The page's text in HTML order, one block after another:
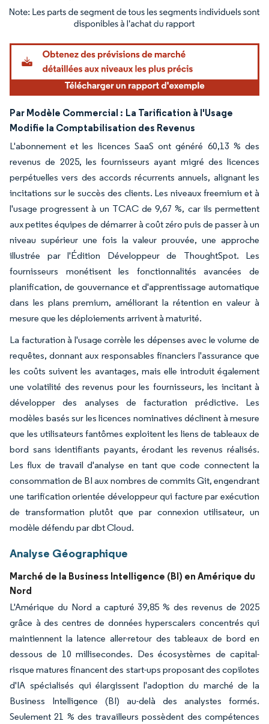
Image © Mordor Intelligence. La réutilisation nécessite une attribution sous CC BY
Par Modèle Commercial : La Tarification à l'Usage
Modifie la Comptabilisation des Revenus
L'abonnement et les licences SaaS ont généré 60,13 % des
revenus de 2025, les fournisseurs ayant migré des licences
perpétuelles vers des accords récurrents annuels, alignant les
incitations sur le succès des clients. Les niveaux freemium et à
l'usage progressent à un TCAC de 9,67 %, car ils permettent
aux petites équipes de démarrer à coût zéro puis de passer à un
niveau supérieur une fois la valeur prouvée, une approche
illustrée par l'Édition Développeur de ThoughtSpot. Les
fournisseurs monétisent les fonctionnalités avancées de
planification, de gouvernance et d'apprentissage automatique
dans les plans premium, améliorant la rétention en valeur à
mesure que les déploiements arrivent à maturité.
La facturation à l'usage corrèle les dépenses avec le volume de
requêtes, donnant aux responsables financiers l'assurance que
les coûts suivent les avantages, mais elle introduit également
une volatilité des revenus pour les fournisseurs, les incitant à
développer des analyses de facturation prédictive. Les
modèles basés sur les licences nominatives déclinent à mesure
que les utilisateurs fantômes exploitent les liens de tableaux de
bord sans identifiants payants, érodant les revenus réalisés.
Les flux de travail d'analyse en tant que code connectent la
consommation de BI aux nombres de commits Git, engendrant
une tarification orientée développeur qui facture par exécution
de transformation plutôt que par connexion utilisateur, un
modèle défendu par dbt Cloud.
Analyse Géographique
Marché de la Business Intelligence (BI) en Amérique du
Nord
L'Amérique du Nord a capturé 39,85 % des revenus de 2025
grâce à des centres de données hyperscalers concentrés qui
maintiennent la latence aller-retour des tableaux de bord en
dessous de 10 millisecondes. Des écosystèmes de capital-
risque matures financent des start-ups proposant des copilotes
d'IA spécialisés qui élargissent l'adoption du marché de la
Business Intelligence (BI) au-delà des analystes formés.
Seulement 21 % des travailleurs possèdent des compétences